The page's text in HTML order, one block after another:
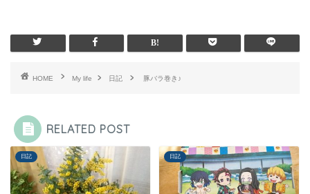
HOME My life 日記 豚バラ巻き♪
RELATED POST
日記 日記